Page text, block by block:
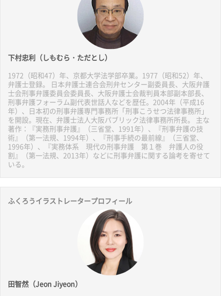
下村忠利（しもむら・ただとし）
1972（昭和47）年、京都大学法学部卒業。1977（昭和52）年、
弁護士登録。 日本弁護士連合会刑弁センター副委員長、大阪弁護
士会刑事弁護委員会委員長、大阪弁護士会裁判員本部副本部長、
刑事弁護フォーラム副代表世話人などを歴任。2004年（平成16
年）、日本初の刑事弁護専門事務所「刑事こうせつ法律事務所」
を開設。現在、弁護士法人大阪パブリック法律事務所所長。 主な
著作：『実務刑事弁護』（三省堂、1991年）、『刑事弁護の技
術』（第一法規、1994年）、『刑事手続の最前線』（三省堂、
1996年）、『実務体系 現代の刑事弁護 第１巻 弁護人の役
割』（第一法規、2013年）などに刑事弁護に関する論考を寄せて
いる。
ふくろうイラストレータープロフィール
田智然（Jeon Jiyeon）